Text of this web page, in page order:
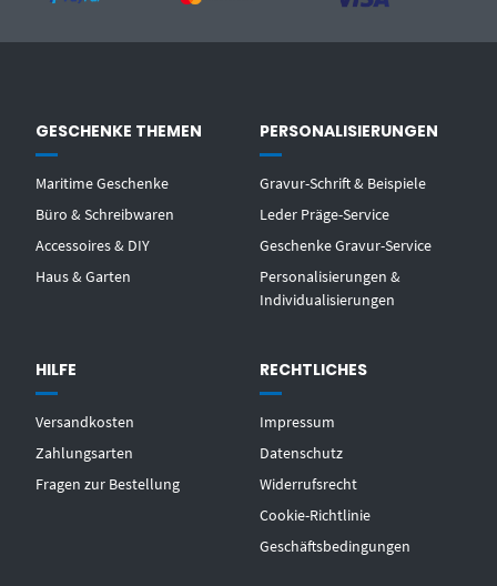
GESCHENKE THEMEN
Maritime Geschenke
Büro & Schreibwaren
Accessoires & DIY
Haus & Garten
PERSONALISIERUNGEN
Gravur-Schrift & Beispiele
Leder Präge-Service
Geschenke Gravur-Service
Personalisierungen &
Individualisierungen
HILFE
Versandkosten
Zahlungsarten
Fragen zur Bestellung
RECHTLICHES
Impressum
Datenschutz
Widerrufsrecht
Cookie-Richtlinie
Geschäftsbedingungen